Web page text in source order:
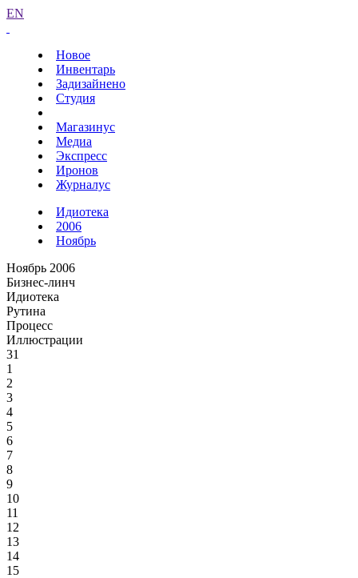
EN
Новое
Инвентарь
Задизайнено
Студия
Магазинус
Медиа
Экспресс
Иронов
Журналус
Идиотека
2006
Ноябрь
Ноябрь 2006
Бизнес-линч
Идиотека
Рутина
Процесс
Иллюстрации
31
1
2
3
4
5
6
7
8
9
10
11
12
13
14
15